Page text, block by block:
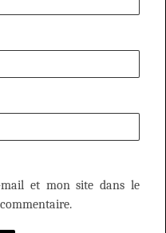
et mon site dans le